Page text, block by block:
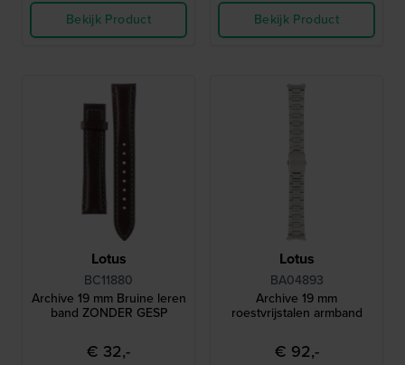
Bekijk Product
Bekijk Product
Lotus
BC11880
Archive 19 mm Bruine leren
band ZONDER GESP
€ 32,-
Lotus
BA04893
Archive 19 mm
roestvrijstalen armband
€ 92,-